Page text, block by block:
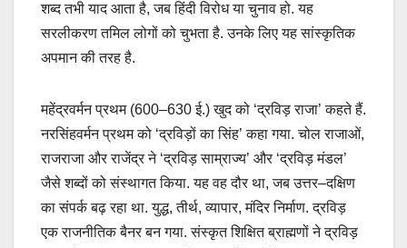
शब्द तभी याद आता है, जब हिंदी विरोध या चुनाव हो. यह
सरलीकरण तमिल लोगों को चुभता है. उनके लिए यह सांस्कृतिक
अपमान की तरह है.
महेंद्रवर्मन प्रथम (600–630 ई.) खुद को ‘द्रविड़ राजा’ कहते हैं.
नरसिंहवर्मन प्रथम को ‘द्रविड़ों का सिंह’ कहा गया. चोल राजाओं,
राजराजा और राजेंद्र ने ‘द्रविड़ साम्राज्य’ और ‘द्रविड़ मंडल’
जैसे शब्दों को संस्थागत किया. यह वह दौर था, जब उत्तर–दक्षिण
का संपर्क बढ़ रहा था. युद्ध, तीर्थ, व्यापार, मंदिर निर्माण. द्रविड़
एक राजनीतिक बैनर बन गया. संस्कृत शिक्षित ब्राह्मणों ने द्रविड़